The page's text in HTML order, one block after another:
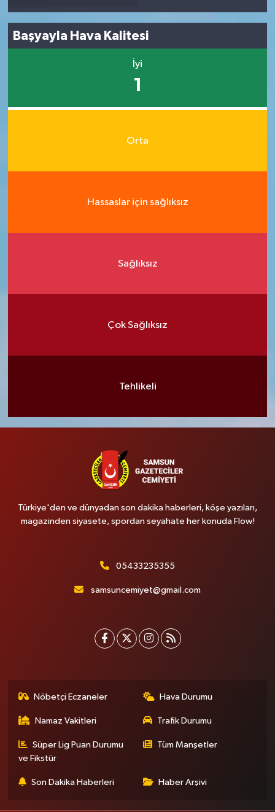
Başyayla Hava Kalitesi
İyi
1
Orta
Hassaslar için sağlıksız
Sağlıksız
Çok Sağlıksız
Tehlikeli
Türkiye'den ve dünyadan son dakika haberleri, köşe yazıları,
magazinden siyasete, spordan seyahate her konuda Flow!
05433235355
samsuncemiyet@gmail.com
Nöbetçi Eczaneler Hava Durumu
Namaz Vakitleri Trafik Durumu
Süper Lig Puan Durumu
ve Fikstür
Tüm Manşetler
Son Dakika Haberleri Haber Arşivi